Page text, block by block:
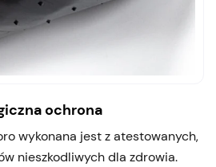
ochrona
wykonana jest z atestowanych,
nieszkodliwych dla zdrowia.